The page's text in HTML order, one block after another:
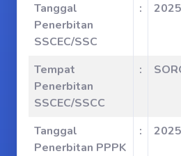
Tanggal
Penerbitan
SSCEC/SSC
:
Tempat
Penerbitan
SSCEC/SSCC
:
Tanggal
Penerbitan PPPK
: